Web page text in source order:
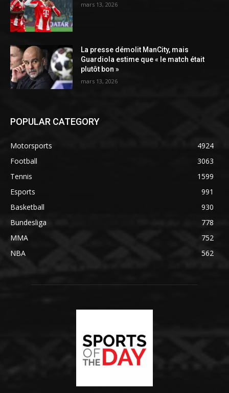
mars 13, 2026
La presse démolit ManCity, mais
Guardiola estime que « le match était
plutôt bon »
mars 13, 2026
POPULAR CATEGORY
Motorsports
4924
Football
3063
Tennis
1599
Esports
991
Basketball
930
Bundesliga
778
MMA
752
NBA
562